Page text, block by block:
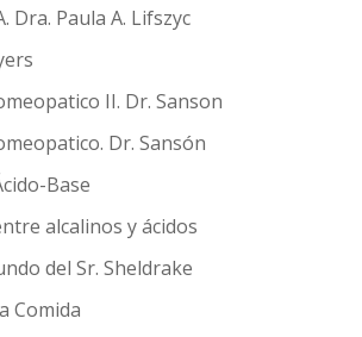
Dra. Paula A. Lifszyc
II. Dr. Sanson
Dr. Sansón
Base
alcalinos y ácidos
del Sr. Sheldrake
Comida